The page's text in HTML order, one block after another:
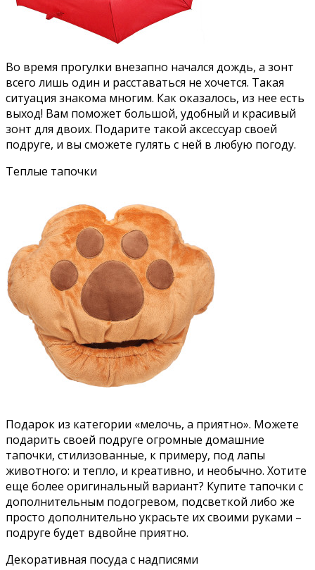
Во время прогулки внезапно начался дождь, а зонт
всего лишь один и расставаться не хочется. Такая
ситуация знакома многим. Как оказалось, из нее есть
выход! Вам поможет большой, удобный и красивый
зонт для двоих. Подарите такой аксессуар своей
подруге, и вы сможете гулять с ней в любую погоду.
Теплые тапочки
Подарок из категории «мелочь, а приятно». Можете
подарить своей подруге огромные домашние
тапочки, стилизованные, к примеру, под лапы
животного: и тепло, и креативно, и необычно. Хотите
еще более оригинальный вариант? Купите тапочки с
дополнительным подогревом, подсветкой либо же
просто дополнительно украсьте их своими руками –
подруге будет вдвойне приятно.
Декоративная посуда с надписями